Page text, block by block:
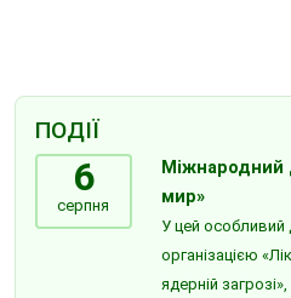
ПОДІЇ
6
серпня
Міжнародний
мир»
У цей особливий
організацією
ядерній